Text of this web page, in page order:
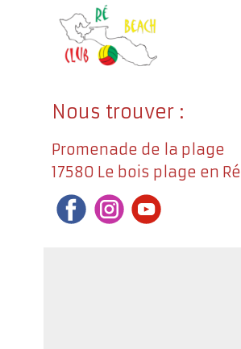
Nous trouver :
Promenade de la plage
17580 Le bois plage en Ré